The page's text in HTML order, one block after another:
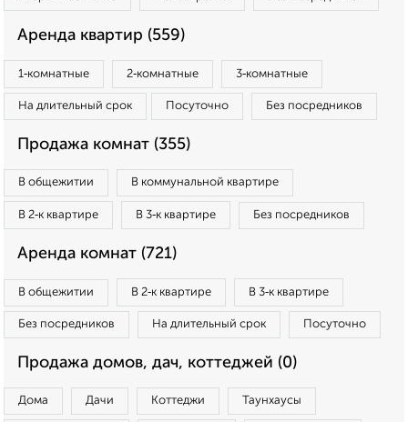
Аренда квартир (559)
1‑комнатные 2‑комнатные 3‑комнатные
На длительный срок Посуточно Без посредников
Продажа комнат (355)
В общежитии В коммунальной квартире
В 2‑к квартире В 3‑к квартире Без посредников
Аренда комнат (721)
В общежитии В 2‑к квартире В 3‑к квартире
Без посредников На длительный срок Посуточно
Продажа домов, дач, коттеджей (0)
Дома Дачи Коттеджи Таунхаусы